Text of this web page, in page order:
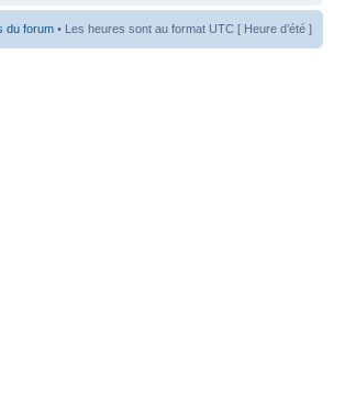
du forum • Les heures sont au format UTC [ Heure d’été ]